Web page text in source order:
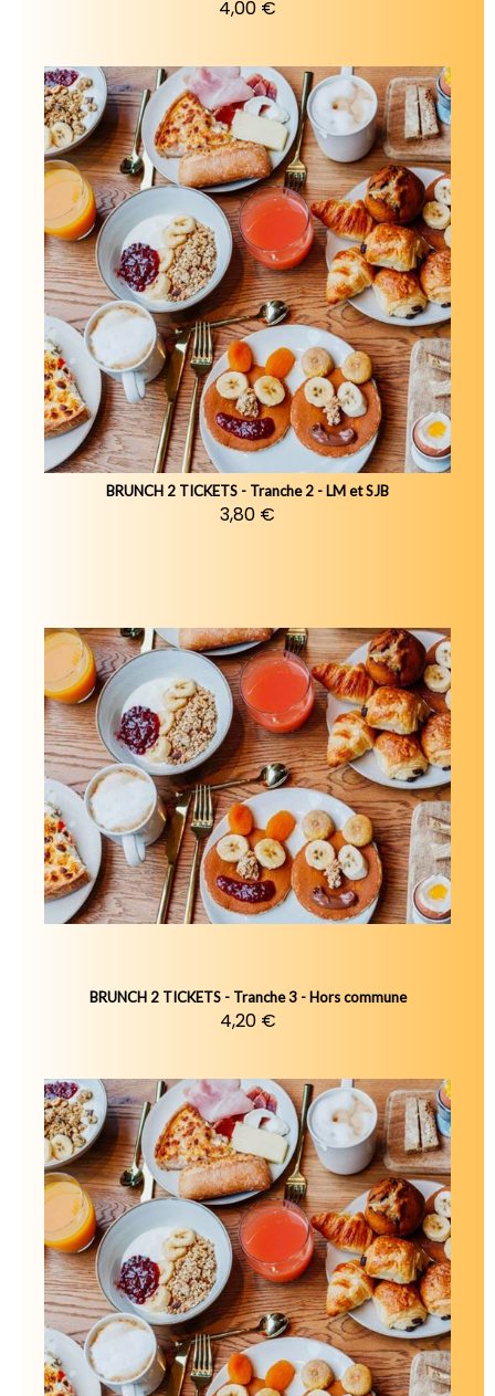
4,00 €
BRUNCH 2 TICKETS - Tranche 2 - LM et SJB
3,80 €
BRUNCH 2 TICKETS - Tranche 3 - Hors commune
4,20 €